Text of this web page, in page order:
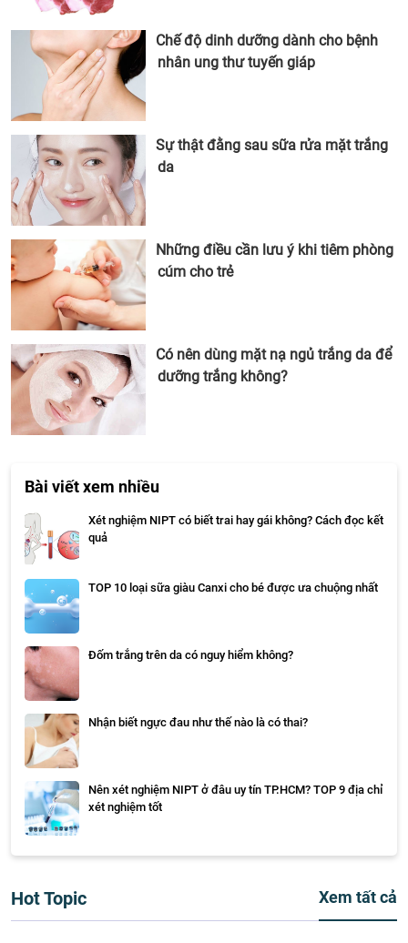
Chế độ dinh dưỡng dành cho bệnh
nhân ung thư tuyến giáp
Sự thật đằng sau sữa rửa mặt trắng
da
Những điều cần lưu ý khi tiêm phòng
cúm cho trẻ
Có nên dùng mặt nạ ngủ trắng da để
dưỡng trắng không?
Bài viết xem nhiều
Xét nghiệm NIPT có biết trai hay gái không? Cách đọc kết
quả
TOP 10 loại sữa giàu Canxi cho bé được ưa chuộng nhất
Đốm trắng trên da có nguy hiểm không?
Nhận biết ngực đau như thế nào là có thai?
Nên xét nghiệm NIPT ở đâu uy tín TP.HCM? TOP 9 địa chỉ
xét nghiệm tốt
Hot Topic Xem tất cả